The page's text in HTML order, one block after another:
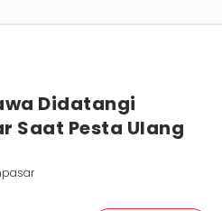
Didatangi
Saat Pesta Ulang